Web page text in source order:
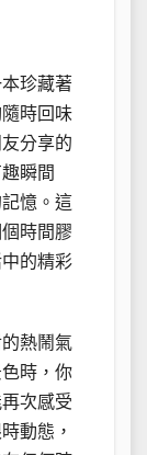
珍藏著
時回味
分享的
瞬間
憶。這
時間膠
的精彩
熱鬧氣
時，你
次感受
動態，